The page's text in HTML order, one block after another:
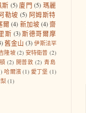
斯 (5) 廈門 (5) 瑪麗
勒坡 (5) 阿姆斯特
爾 (4) 新加坡 (4) 齋
斯 (3) 斯德哥爾摩
舊金山 (3) 伊斯法罕
隆坡 (2) 安特衛普 (2)
(2) 開普敦 (2) 青島
哈爾濱 (1) 愛丁堡 (1)
(1)